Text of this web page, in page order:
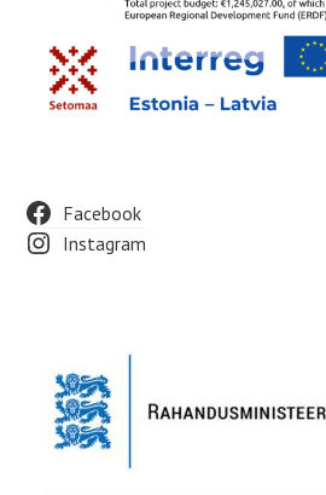
Facebook
Instagram